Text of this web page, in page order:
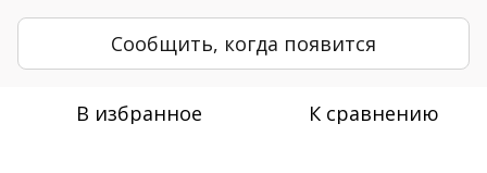
Сообщить, когда появится
В избранное К сравнению